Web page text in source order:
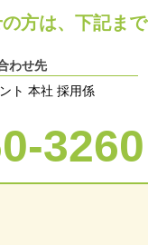
方は、 下記ま
わせ先
ト 本社 採用係
3260